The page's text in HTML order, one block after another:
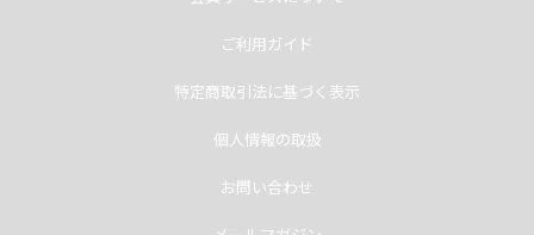
ご利用ガイド
特定商取引法に基づく表示
個人情報の取扱
お問い合わせ